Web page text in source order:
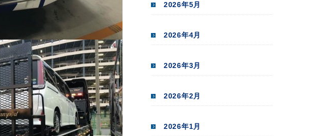
2026年5月
2026年4月
2026年3月
2026年2月
2026年1月